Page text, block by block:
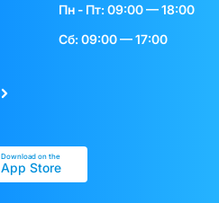
Пн - Пт: 09:00 — 18:00
Сб: 09:00 — 17:00
Download on the
App Store